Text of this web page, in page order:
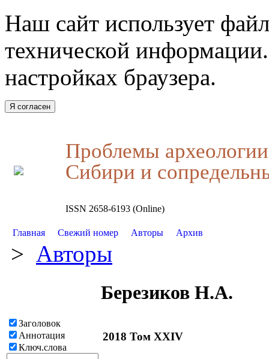
Наш сайт использует
технической
настройках браузера.
Я согласен
Проблемы
Сибири и
ISSN 2658-6193 (Online)
Главная Свежий номер Авторы Архив
> Авторы
Заголовок
Аннотация
Ключ.слова
Березиков Н.А.
2018 Том XXIV